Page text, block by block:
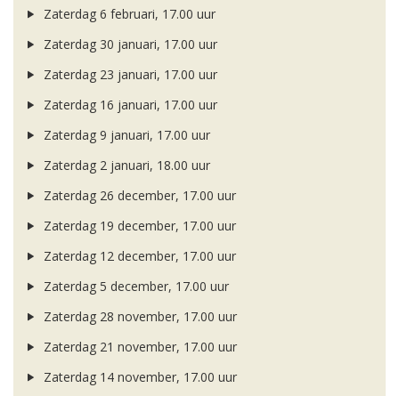
Zaterdag 6 februari, 17.00 uur
Zaterdag 30 januari, 17.00 uur
Zaterdag 23 januari, 17.00 uur
Zaterdag 16 januari, 17.00 uur
Zaterdag 9 januari, 17.00 uur
Zaterdag 2 januari, 18.00 uur
Zaterdag 26 december, 17.00 uur
Zaterdag 19 december, 17.00 uur
Zaterdag 12 december, 17.00 uur
Zaterdag 5 december, 17.00 uur
Zaterdag 28 november, 17.00 uur
Zaterdag 21 november, 17.00 uur
Zaterdag 14 november, 17.00 uur